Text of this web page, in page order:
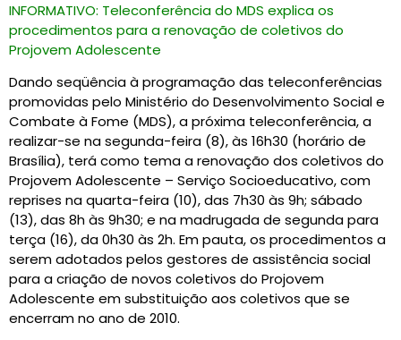
INFORMATIVO: Teleconferência do MDS explica os
procedimentos para a renovação de coletivos do
Projovem Adolescente
Dando seqüência à programação das teleconferências
promovidas pelo Ministério do Desenvolvimento Social e
Combate à Fome (MDS), a próxima teleconferência, a
realizar-se na segunda-feira (8), às 16h30 (horário de
Brasília), terá como tema a renovação dos coletivos do
Projovem Adolescente – Serviço Socioeducativo, com
reprises na quarta-feira (10), das 7h30 às 9h; sábado
(13), das 8h às 9h30; e na madrugada de segunda para
terça (16), da 0h30 às 2h. Em pauta, os procedimentos a
serem adotados pelos gestores de assistência social
para a criação de novos coletivos do Projovem
Adolescente em substituição aos coletivos que se
encerram no ano de 2010.